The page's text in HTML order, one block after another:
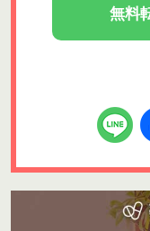
無料